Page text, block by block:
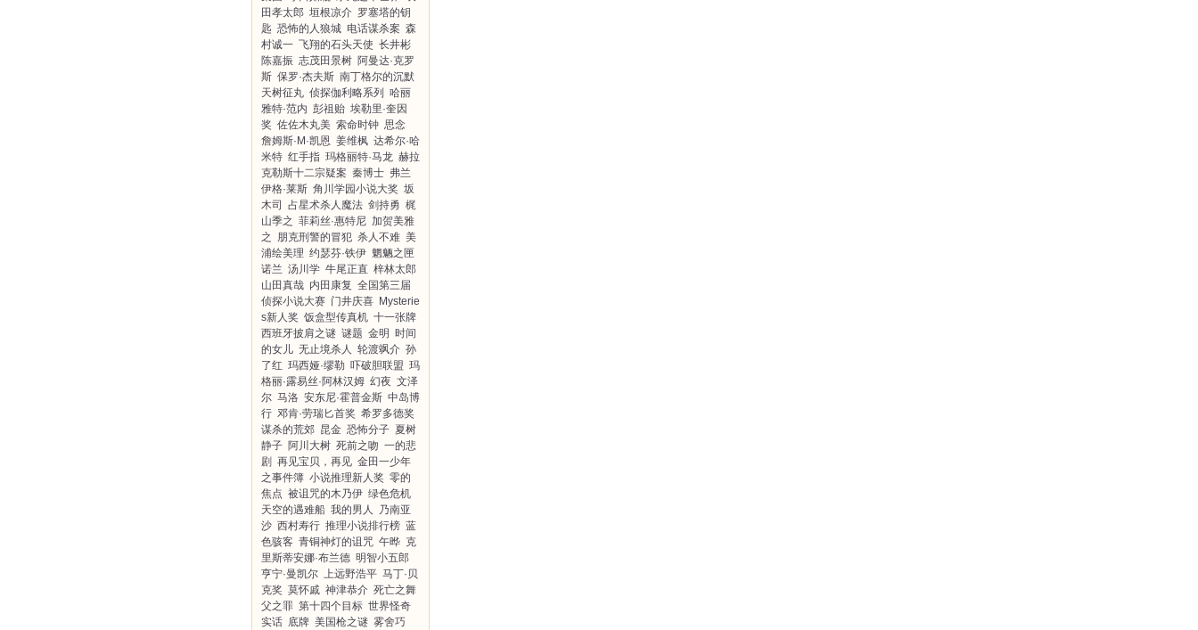
田孝太郎 垣根凉介 罗塞塔的钥
匙 恐怖的人狼城 电话谋杀案 森
村诚一 飞翔的石头天使 长井彬
陈嘉振 志茂田景树 阿曼达·克罗
斯 保罗·杰夫斯 南丁格尔的沉默
天树征丸 侦探伽利略系列
哈丽
雅特·范内 彭祖贻 埃勒里·奎因
奖 佐佐木丸美 索命时钟 思念
詹姆斯·M·凯恩 姜维枫 达希尔·哈
米特 红手指 玛格丽特·马龙 赫拉
克勒斯十二宗疑案 秦博士 弗兰
伊格·莱斯 角川学园小说大奖 坂
木司
占星术杀人魔法 剑持勇 梶
山季之 菲莉丝·惠特尼 加贺美雅
之
朋克刑警的冒犯 杀人不难 美
浦绘美理 约瑟芬·铁伊 魍魉之匣
诺兰 汤川学 牛尾正直 梓林太郎
山田真哉 内田康复 全国第三届
侦探小说大赛 门井庆喜 Mysterie
s新人奖 饭盒型传真机 十一张牌
西班牙披肩之谜 谜题 金明
时间
的女儿 无止境杀人 轮渡飒介 孙
了红 玛西娅·缪勒 吓破胆联盟 玛
格丽·露易丝·阿林汉姆 幻夜 文泽
尔 马洛 安东尼·霍普金斯 中岛博
行 邓肯·劳瑞匕首奖 希罗多德奖
谋杀的荒郊 昆金 恐怖分子 夏树
静子 阿川大树 死前之吻 一的悲
剧 再见宝贝，再见 金田一少年
之事件簿 小说推理新人奖 零的
焦点 被诅咒的木乃伊 绿色危机
天空的遇难船 我的男人
乃南亚
沙 西村寿行 推理小说排行榜 蓝
色骇客 青铜神灯的诅咒 午晔 克
里斯蒂安娜·布兰德 明智小五郎
亨宁·曼凯尔 上远野浩平 马丁·贝
克奖 莫怀戚 神津恭介 死亡之舞
父之罪 第十四个目标 世界怪奇
实话 底牌 美国枪之谜 雾舍巧